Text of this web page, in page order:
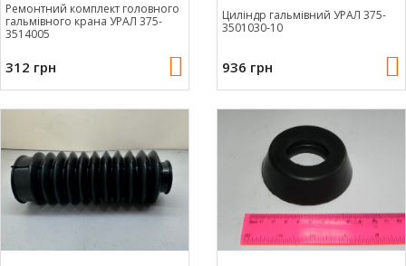
Ремонтний комплект головного
гальмівного крана УРАЛ 375-
3514005
312 грн
Циліндр гальмівний УРАЛ 375-
3501030-10
936 грн